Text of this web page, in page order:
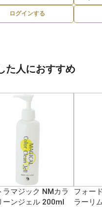
ログインする
た人におすすめ
ラマジック NMカラ
ーンジェル 200ml
フォー
ラーリ